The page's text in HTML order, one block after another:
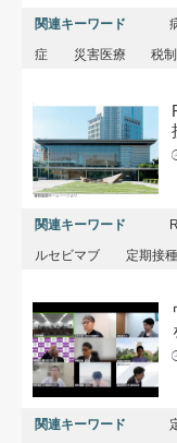
関連キーワード
症
災害医療 税
関連キーワード
ルセビマブ
定期接
関連キーワード